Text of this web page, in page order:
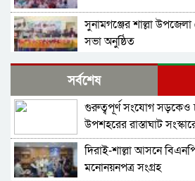
সুনামগঞ্জের শাল্লা উপজেলা
সভা অনুষ্ঠিত
দিরাইয়ে মাওলানা মুশতাক
প্রতিবাদে বিক্ষোভ মিছিল
শাল্লায় স্বেচ্চায়
মানবিক নেটওয়ার্ক
শাল্লায় বিএনপির
সর্বশেষ
গুরুত্বপূর্ণ সংযোগ সড়কেও
উপশহরের রাস্তাঘাট
দিরাই-শাল্লা আসনে
মনোনয়নপত্র সংগ্রহ